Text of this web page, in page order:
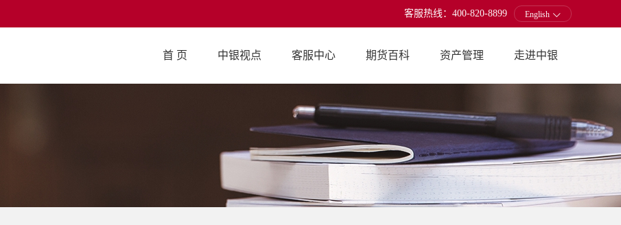
客服热线：400-820-8899 English
首 页 中银视点 客服中心 期货百科 资产管理 走进中银